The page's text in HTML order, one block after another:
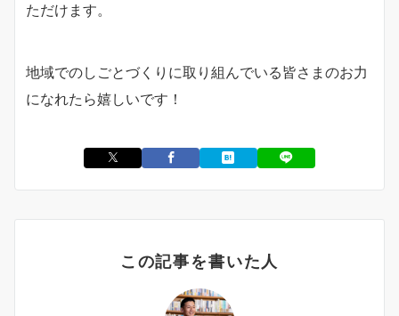
ただけます。
地域でのしごとづくりに取り組んでいる皆さまのお力
になれたら嬉しいです！
この記事を書いた人